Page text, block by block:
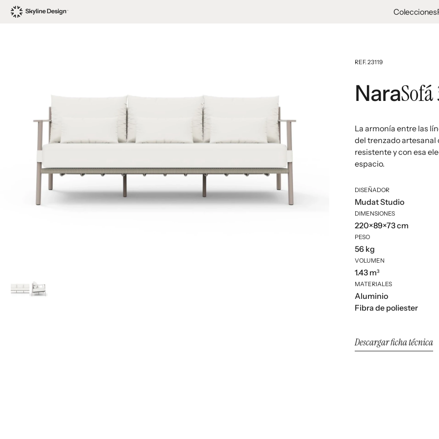
Colecciones
REF. 23119
Nara
La armonía entre las
del trenzado artesanal
resistente y con esa
espacio.
DISEÑADOR
Mudat Studio
DIMENSIONES
220×89×73 cm
PESO
56 kg
VOLUMEN
1.43 m³
MATERIALES
Aluminio
Fibra de poliester
Descargar ficha técnica